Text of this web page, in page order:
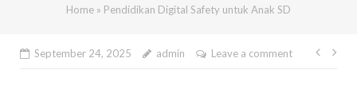
Home » Pendidikan Digital Safety untuk Anak SD
September 24, 2025 admin Leave a comment
Post